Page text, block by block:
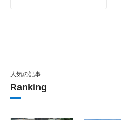
人気の記事
Ranking